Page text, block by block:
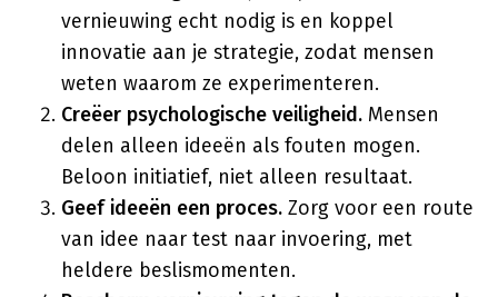
vernieuwing echt nodig is en koppel
innovatie aan je strategie, zodat mensen
weten waarom ze experimenteren.
Creëer psychologische veiligheid. Mensen
delen alleen ideeën als fouten mogen.
Beloon initiatief, niet alleen resultaat.
Geef ideeën een proces. Zorg voor een route
van idee naar test naar invoering, met
heldere beslismomenten.